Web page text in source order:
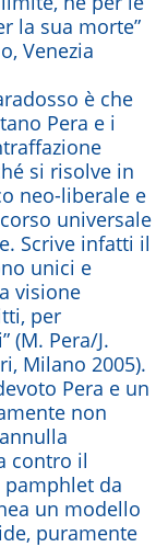
la sua morte”
Venezia
è che
Pera e i
si risolve in
neo-liberale e
universale
Scrive infatti il
unici e
visione
per
(M. Pera/J.
Milano 2005).
Pera e un
non
contro il
da
un modello
puramente